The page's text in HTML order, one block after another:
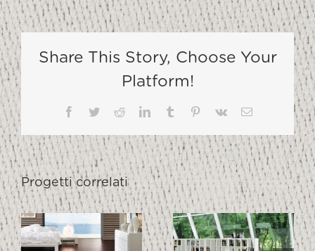
Share This Story, Choose Your
Platform!
Facebook
TwitterRedditLinkedInTumblr Pinterest
Vk Email
Progetti correlati